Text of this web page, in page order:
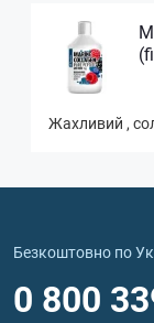
Жахливий ,
Безкоштовно по
0 800